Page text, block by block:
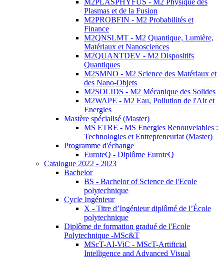
M2PLASPHYFUS - M2 Physique des
Plasmas et de la Fusion
M2PROBFIN - M2 Probabilités et
Finance
M2QNSLMT - M2 Quantique, Lumière,
Matériaux et Nanosciences
M2QUANTDEV - M2 Dispositifs
Quantiques
M2SMNO - M2 Science des Matériaux et
des Nano-Objets
M2SOLIDS - M2 Mécanique des Solides
M2WAPE - M2 Eau, Pollution de l'Air et
Energies
Mastère spécialisé (Master)
MS ETRE - MS Energies Renouvelables :
Technologies et Entrepreneuriat (Master)
Programme d'échange
EuroteQ - Diplôme EuroteQ
Catalogue 2022 - 2023
Bachelor
BS - Bachelor of Science de l'Ecole
polytechnique
Cycle Ingénieur
X - Titre d’Ingénieur diplômé de l’École
polytechnique
Diplôme de formation gradué de l'Ecole
Polytechnique -MSc&T
MScT-AI-ViC - MScT-Artificial
Intelligence and Advanced Visual